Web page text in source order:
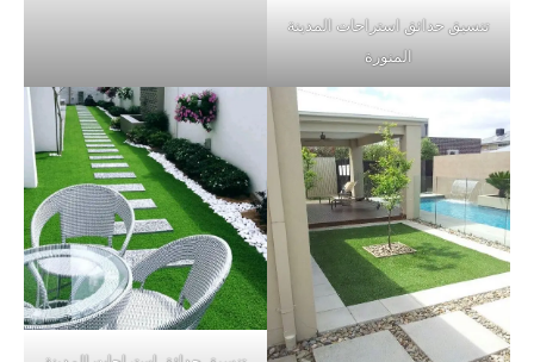
تنسيق حدائق استراحات المدينة
المنورة